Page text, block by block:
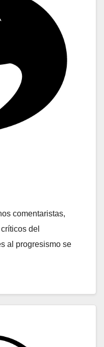
comentaristas,
del
al progresismo se